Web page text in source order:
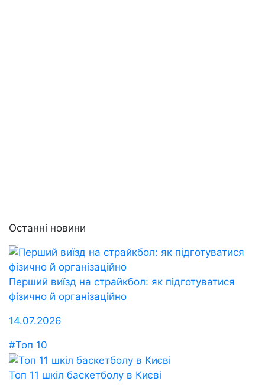
Останні новини
Перший виїзд на страйкбол: як підготуватися
фізично й організаційно
14.07.2026
#Топ 10
Топ 11 шкіл баскетболу в Києві